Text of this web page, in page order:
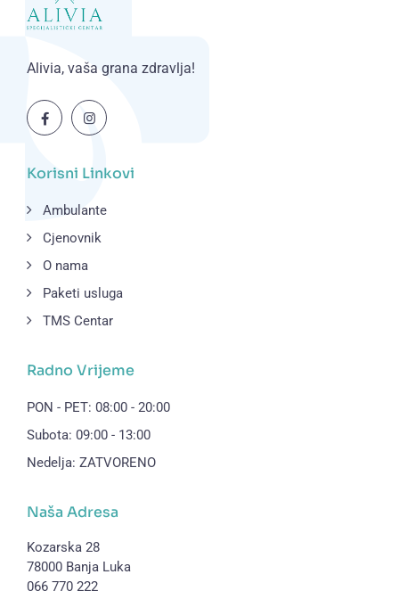
Alivia, vaša grana zdravlja!
Korisni Linkovi
Ambulante
Cjenovnik
O nama
Paketi usluga
TMS Centar
Radno Vrijeme
PON - PET: 08:00 - 20:00
Subota: 09:00 - 13:00
Nedelja: ZATVORENO
Naša Adresa
Kozarska 28
78000 Banja Luka
066 770 222